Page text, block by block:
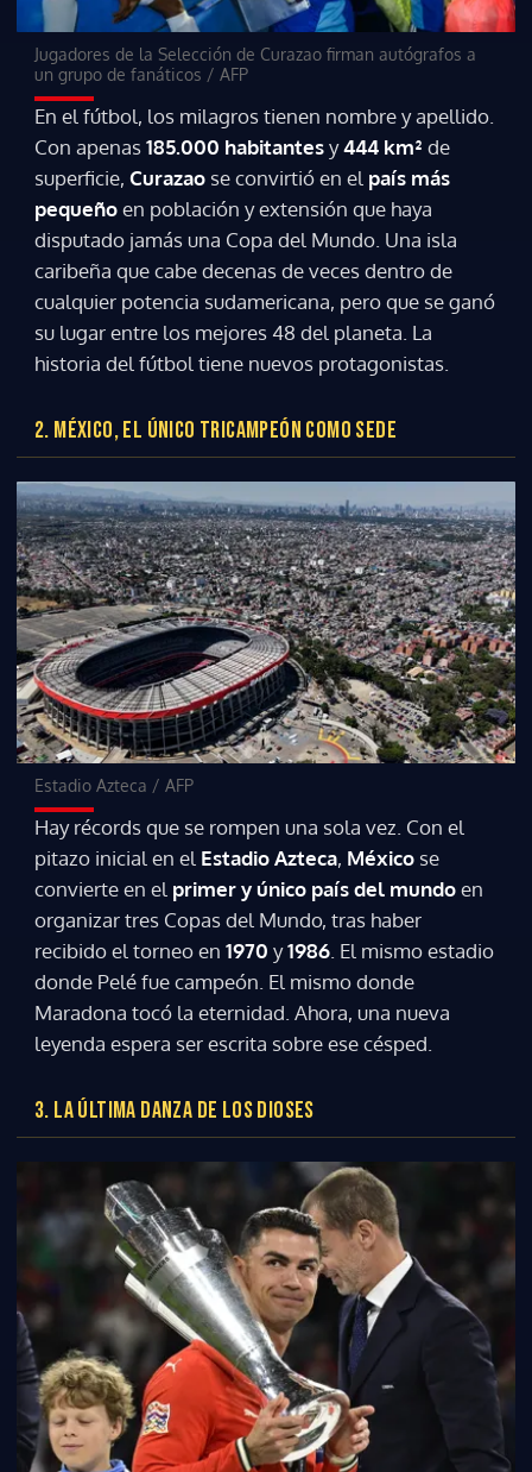
Jugadores de la Selección de Curazao firman autógrafos a
un grupo de fanáticos / AFP
En el fútbol, los milagros tienen nombre y apellido.
Con apenas185.000 habitantesy444 km² de
superficie, Curazao se convirtió en el país más
pequeñoen población y extensión que haya
disputado jamás una Copa del Mundo. Una isla
caribeña que cabe decenas de veces dentro de
cualquier potencia sudamericana, pero que se ganó
su lugar entre los mejores 48 del planeta. La
historia del fútbol tiene nuevos protagonistas.
2. MÉXICO, EL ÚNICO TRICAMPEÓN COMO SEDE
Estadio Azteca / AFP
Hay récords que se rompen una sola vez. Con el
pitazo inicial en el Estadio Azteca, México se
convierte en el primer y único país del mundoen
organizar tres Copas del Mundo, tras haber
recibido el torneo en 1970 y1986 . El mismo estadio
donde Pelé fue campeón. El mismo donde
Maradona tocó la eternidad. Ahora, una nueva
leyenda espera ser escrita sobre ese césped.
3. LA ÚLTIMA DANZA DE LOS DIOSES